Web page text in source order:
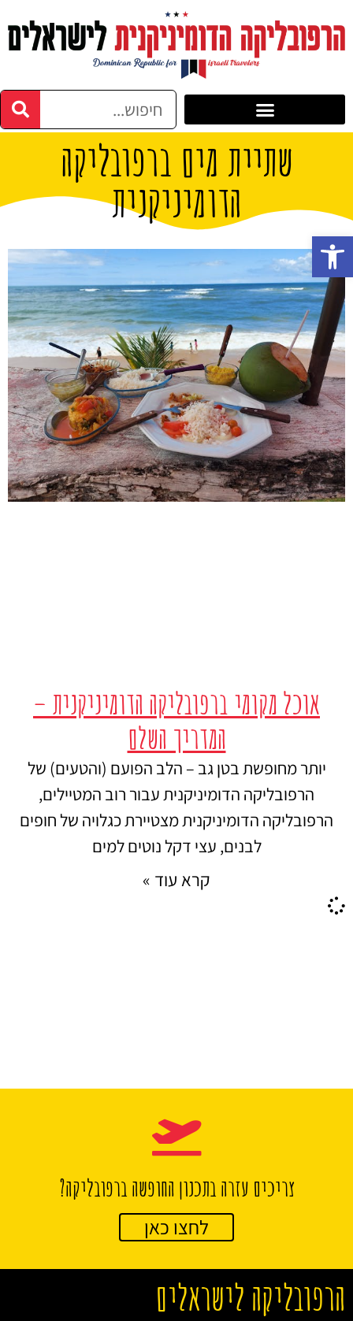
שתיית מים ברפובליקה
הדומיניקנית
אוכל מקומי ברפובליקה הדומיניקנית –
המדריך השלם
יותר מחופשת בטן גב – הלב הפועם (והטעים) של
הרפובליקה הדומיניקנית עבור רוב המטיילים,
הרפובליקה הדומיניקנית מצטיירת כגלויה של חופים
לבנים, עצי דקל נוטים למים
קרא עוד »
צריכים עזרה בתכנון החופשה ברפובליקה?
לחצו כאן
הרפובליקה לישראלים
פתח סרגל נגישות